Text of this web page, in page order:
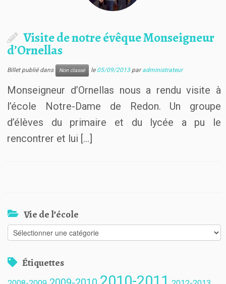
Visite de notre évêque Monseigneur
d’Ornellas
Billet publié dans Non classé le 05/09/2013 paradministrateur
Monseigneur d’Ornellas nous a rendu visite à
l’école Notre-Dame de Redon. Un groupe
d’élèves du primaire et du lycée a pu le
rencontrer et lui […]
Vie de l’école
Vie
de
Étiquettes